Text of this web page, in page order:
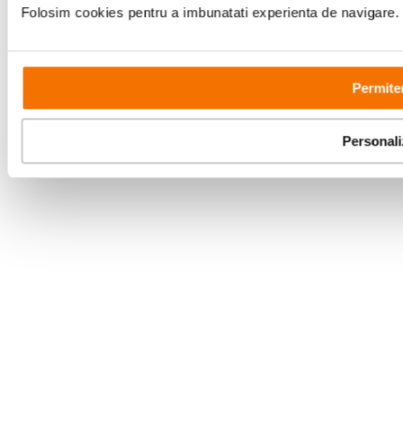
Folosim cookies pentru a imbunatati experienta de
Parteneri tehnologie: